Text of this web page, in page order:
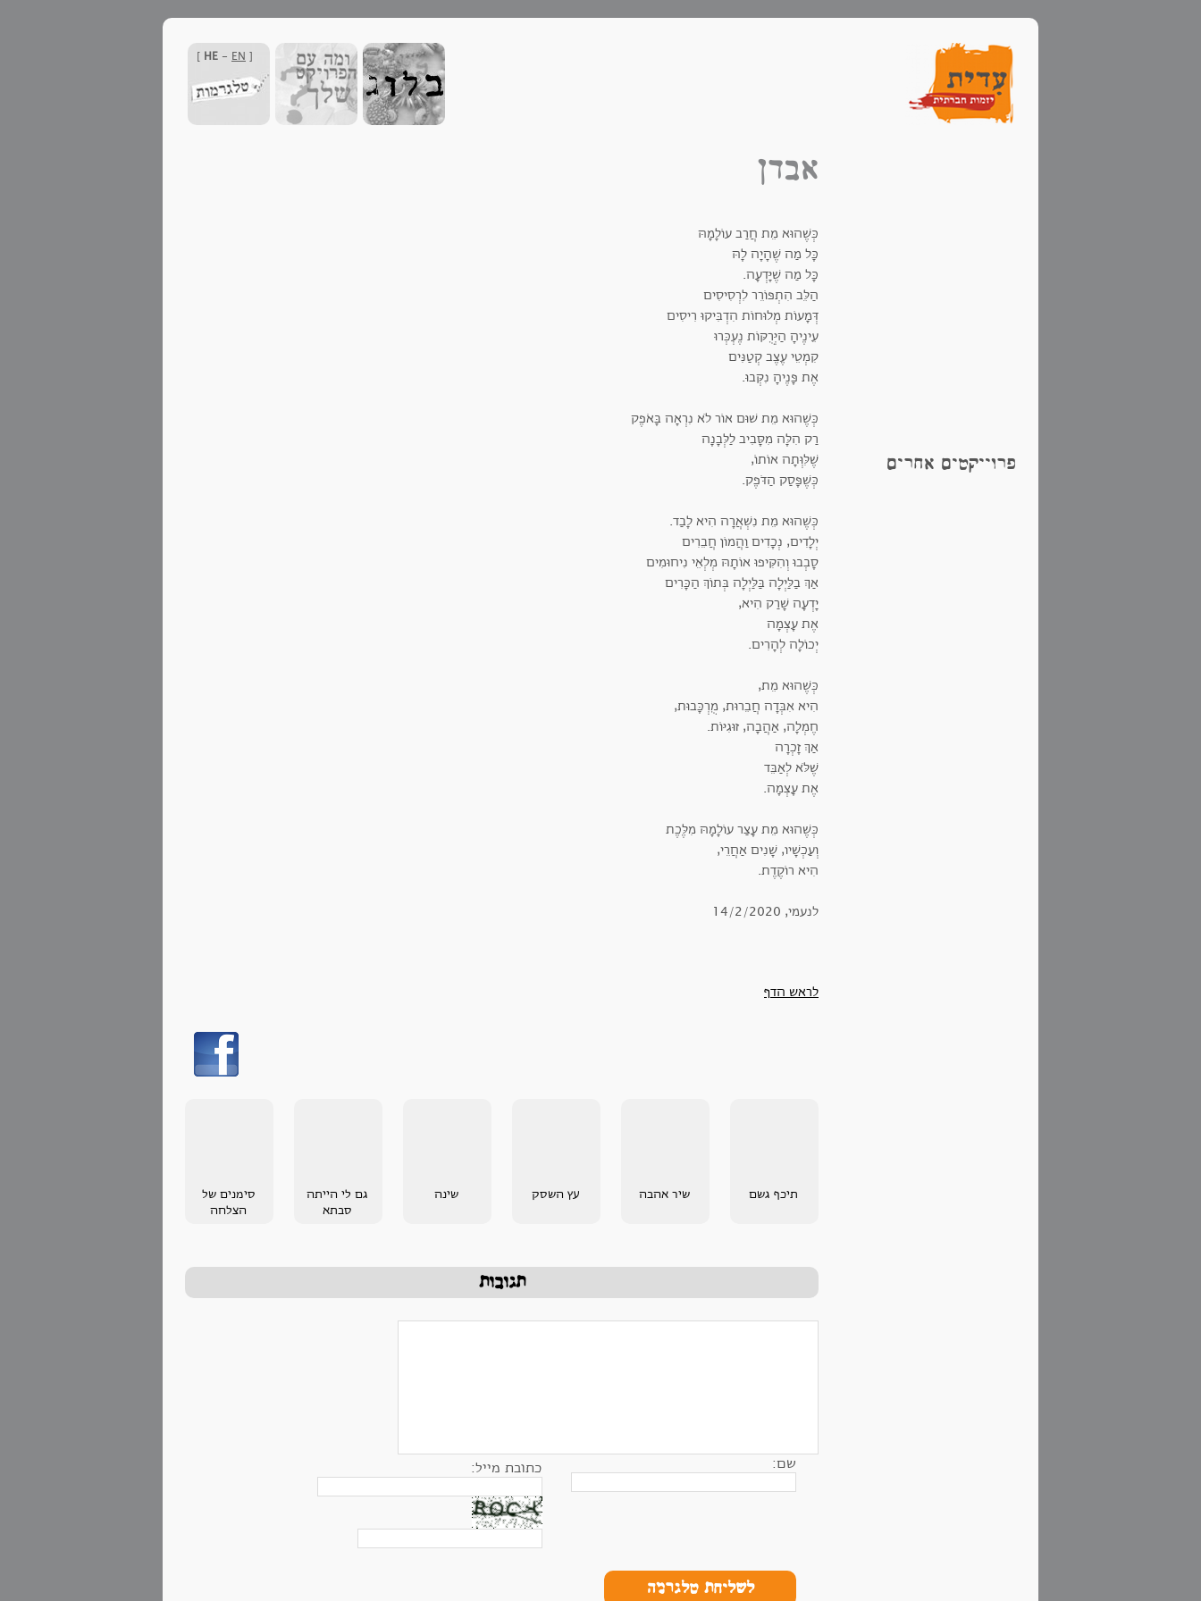
[
HE - EN
]
פרוייקטים אחרים
אבדן
כְּשֶׁהוּא מֵת חֲרַב עוֹלָמָהּ
כָּל מַה שֶׁהָיָה לָהּ
כָּל מַה שֶׁיָּדְעָה.
הַלֵּב הִתְפּוֹרֵר לִרְסִיסִים
דְּמָעוֹת מְלוּחוֹת הִדְבִּיקוּ רִיסִים
עֵינֶיהָ הַיְּרֻקּוֹת נֶעְכְּרוּ
קִמְטֵי עֶצֶב קְטַנִּים
אֶת פָּנֶיהָ נִקְּבוּ.
כְּשֶׁהוּא מֵת שׁוּם אוֹר לֹא נִרְאָה בָּאֹפֶק
רַק הִלָּה מִסָּבִיב לַלְּבָנָה
שֶׁלִּוְּתָה אוֹתוֹ,
כְּשֶׁפָּסַק הַדֹּפֶק.
כְּשֶׁהוּא מֵת נִשְׁאֲרָה הִיא לָבַד.
יְלָדִים, נְכָדִים וַהֲמוֹן חֲבֵרִים
סָבְבוּ וְהִקִּיפוּ אוֹתָהּ מְלְאֵי נִיחוּמִים
אַךְ בַלַּיְלָה בַּלַּיְלָה בְּתוֹךְ הַכָּרִים
יָדְעָה שָׁרַק הִיא,
אֶת עָצְמָה
יְכוֹלָה לְהָרִים.
כְּשֶׁהוּא מֵת,
הִיא אִבְּדָה חֲבֵרוּת, מֻרְכָּבוּת,
חֶמְלָה, אַהֲבָה, זוּגִיּוֹת.
אַךְ זָכְרָה
שֶׁלֹּא לְאַבֵּד
אֶת עָצְמָה.
כְּשֶׁהוּא מֵת עָצַר עוֹלָמָהּ מִלֶּכֶת
וְעַכְשָׁיו, שָׁנִים אַחֲרֵי,
הִיא רוֹקֶדֶת.
לנעמי, 14/2/2020
לראש הדף
תיכף גשם שיר אהבה עץ השסק שינה
גם לי הייתה
סבתא
סימנים של
הצלחה
תגובות
שם: כתובת מייל:
לשליחת טלגרמה